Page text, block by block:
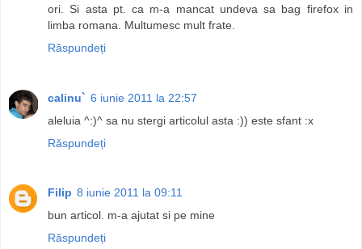
ori. Si asta pt. ca m-a mancat undeva sa bag firefox in
limba romana. Multumesc mult frate.
Răspundeți
calinu` 6 iunie 2011 la 22:57
aleluia ^:)^ sa nu stergi articolul asta :)) este sfant :x
Răspundeți
Filip 8 iunie 2011 la 09:11
bun articol. m-a ajutat si pe mine
Răspundeți